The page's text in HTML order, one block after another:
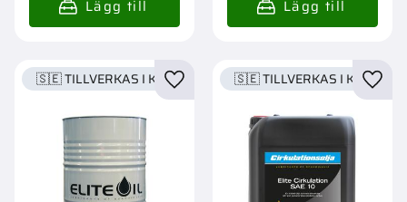
🇸🇪 TILLVERKAS I KARLSTADLägg till i favoriter
🇸🇪 TILLVERKAS I